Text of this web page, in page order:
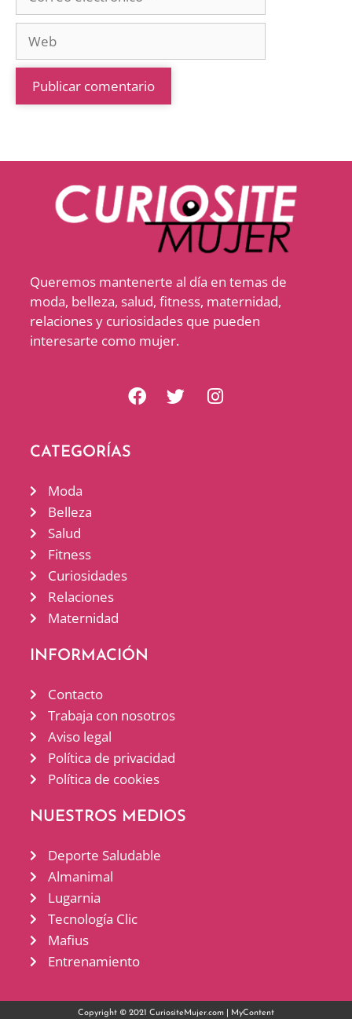
Queremos mantenerte al día en temas de
moda, belleza, salud, fitness, maternidad,
relaciones y curiosidades que pueden
interesarte como mujer.
CATEGORÍAS
Moda
Belleza
Salud
Fitness
Curiosidades
Relaciones
Maternidad
INFORMACIÓN
Contacto
Trabaja con nosotros
Aviso legal
Política de privacidad
Política de cookies
NUESTROS MEDIOS
Deporte Saludable
Almanimal
Lugarnia
Tecnología Clic
Mafius
Entrenamiento
Copyright © 2021 CuriositeMujer.com | MyContent